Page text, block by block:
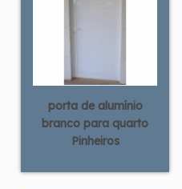
porta de alumínio
branco para quarto
Pinheiros